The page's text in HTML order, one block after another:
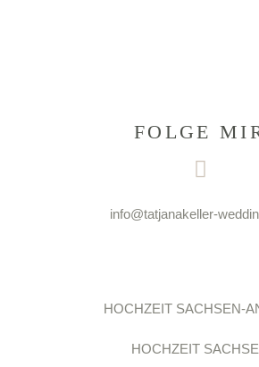
FOLGE
info@tatjanakeller-
HOCHZEIT SACHSEN-
HOCHZEIT